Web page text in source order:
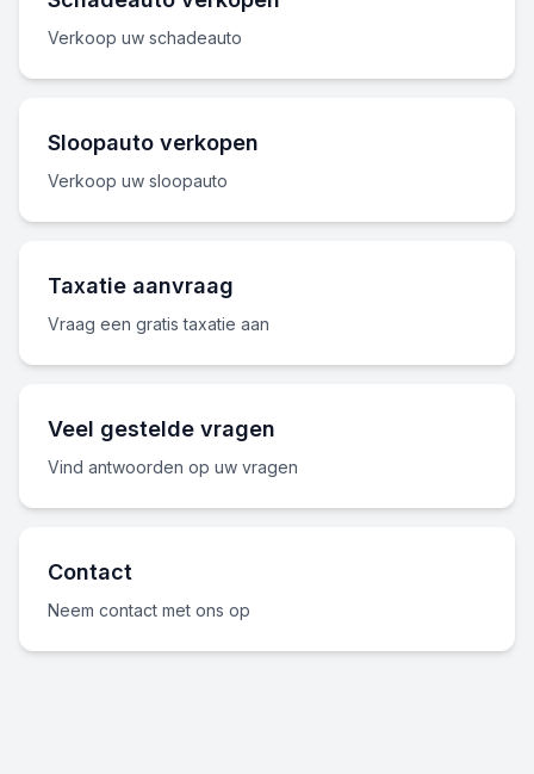
Verkoop uw schadeauto
Sloopauto verkopen
Verkoop uw sloopauto
Taxatie aanvraag
Vraag een gratis taxatie aan
Veel gestelde vragen
Vind antwoorden op uw vragen
Contact
Neem contact met ons op